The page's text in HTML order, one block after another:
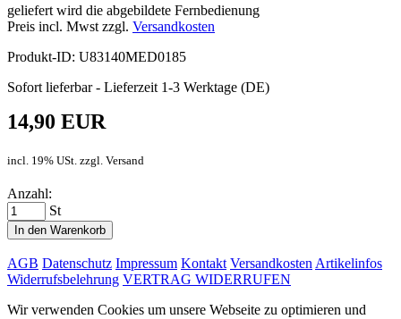
geliefert wird die abgebildete Fernbedienung
Preis incl. Mwst zzgl. Versandkosten
Produkt-ID: U83140MED0185
Sofort lieferbar - Lieferzeit 1-3 Werktage (DE)
14,90 EUR
incl. 19% USt. zzgl. Versand
Anzahl:
St
In den Warenkorb
AGB Datenschutz Impressum Kontakt Versandkosten Artikelinfos
Widerrufsbelehrung VERTRAG WIDERRUFEN
Wir verwenden Cookies um unsere Webseite zu optimieren und